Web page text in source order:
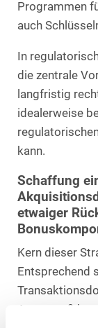
Programmen
auch
In
die zentrale
langfristig
idealerweise
kann.
Schaffung
etwaiger
Kern dieser
Entsprechend
Augenmaß